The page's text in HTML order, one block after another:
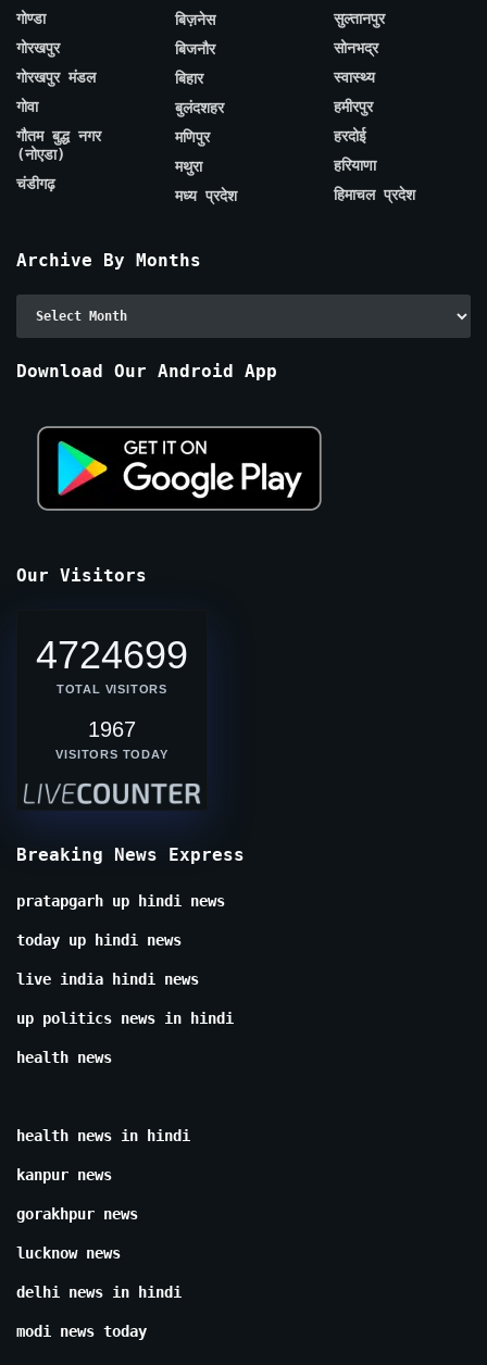
गोण्डा
गोरखपुर
गोरखपुर मंडल
गोवा
गौतम बुद्ध नगर
(नोएडा)
चंडीगढ़
बिज़नेस
बिजनौर
बिहार
बुलंदशहर
मणिपुर
मथुरा
मध्य प्रदेश
सुल्तानपुर
सोनभद्र
स्वास्थ्य
हमीरपुर
हरदोई
हरियाणा
हिमाचल प्रदेश
Archive By Months
Download Our Android App
Our Visitors
4724699
TOTAL VISITORS
1967
VISITORS TODAY
Breaking News Express
pratapgarh up hindi news
today up hindi news
live india hindi news
up politics news in hindi
health news
health news in hindi
kanpur news
gorakhpur news
lucknow news
delhi news in hindi
modi news today